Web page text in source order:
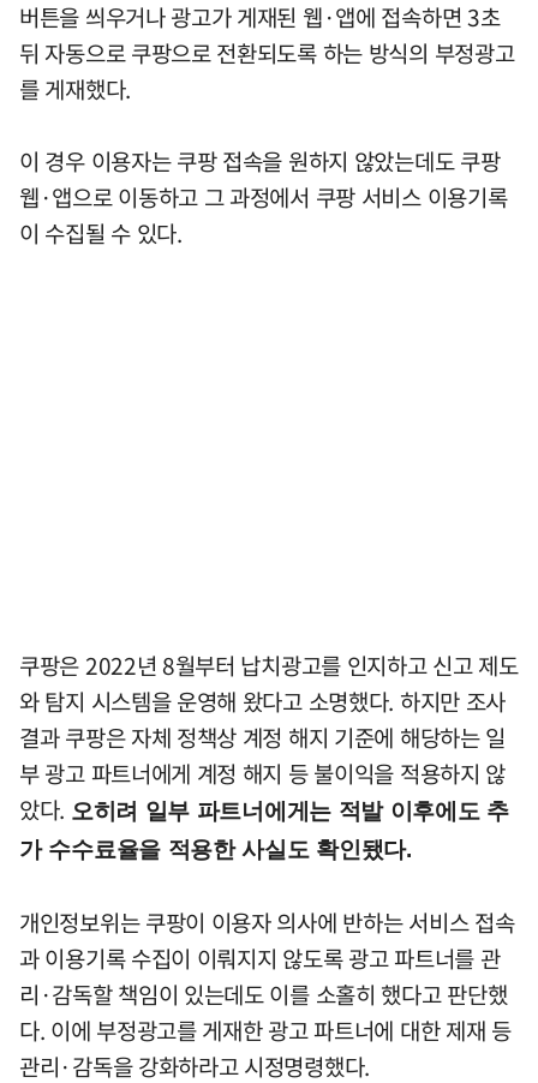
버튼을 씌우거나 광고가 게재된 웹·앱에 접속하면 3초
뒤 자동으로 쿠팡으로 전환되도록 하는 방식의 부정광고
를 게재했다.
이 경우 이용자는 쿠팡 접속을 원하지 않았는데도 쿠팡
웹·앱으로 이동하고 그 과정에서 쿠팡 서비스 이용기록
이 수집될 수 있다.
쿠팡은 2022년 8월부터 납치광고를 인지하고 신고 제도
와 탐지 시스템을 운영해 왔다고 소명했다. 하지만 조사
결과 쿠팡은 자체 정책상 계정 해지 기준에 해당하는 일
부 광고 파트너에게 계정 해지 등 불이익을 적용하지 않
았다. 오히려 일부 파트너에게는 적발 이후에도 추
가 수수료율을 적용한 사실도 확인됐다.
개인정보위는 쿠팡이 이용자 의사에 반하는 서비스 접속
과 이용기록 수집이 이뤄지지 않도록 광고 파트너를 관
리·감독할 책임이 있는데도 이를 소홀히 했다고 판단했
다. 이에 부정광고를 게재한 광고 파트너에 대한 제재 등
관리·감독을 강화하라고 시정명령했다.